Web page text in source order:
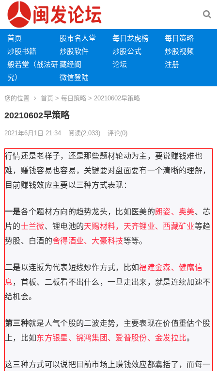
首页 股市名人堂 每日龙虎榜
每日策略
炒股书籍
炒股软件 炒股公式
炒股视频
般若堂（战法研
究）
藏经阁 论坛
注册
微信登陆
您的位置 首页 > 每日策略 > 20210602早策略
20210602早策略
2021年6月1日 21:34 阅读(2,033) 评论(0)
行情还是老样子，还是那些题材轮动为主，要说赚钱难也
难，赚钱容易也容易，关键要对盘面要有一个清晰的理解，
目前赚钱效应主要以三种方式表现：
一是各个题材方向的趋势龙头，比如医美的朗姿、奥美、芯
片的士兰微、锂电池的天赐材料，天齐锂业、西藏矿业等趋
势股、白酒的舍得酒业、大豪科技等等。
二是以连扳为代表短线炒作方式，比如福建金森、健麾信
息，首板、二板看不出什么，一旦走出来，就是连续加速不
给机会。
第三种就是人气个股的二波走势，主要表现在价值重估个股
上，比如东方银星、锦鸿集团、爱普股份、金发拉比。
这三种方式可以说把目前市场上赚钱效应都囊括了，而每一